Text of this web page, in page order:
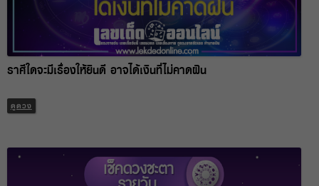
ราศีใดจะมีเรื่องให้ยินดี อาจได้เงินที่ไม่คาดฝัน
ดูดวง